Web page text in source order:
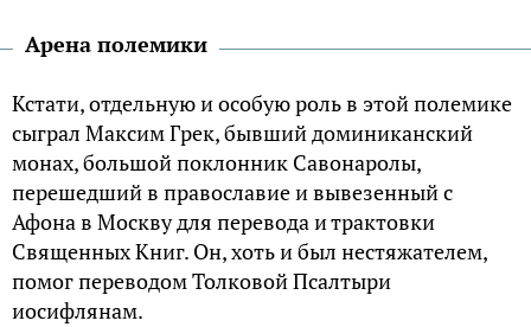
Арена полемики
Кстати, отдельную и особую роль в этой полемике
сыграл Максим Грек, бывший доминиканский
монах, большой поклонник Савонаролы,
перешедший в православие и вывезенный с
Афона в Москву для перевода и трактовки
Священных Книг. Он, хоть и был нестяжателем,
помог переводом Толковой Псалтыри
иосифлянам.